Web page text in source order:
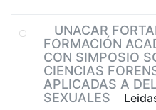
UNACAR
FORMACIÓN
CON SIMPOSIO
CIENCIAS
APLICADAS A
SEXUALES